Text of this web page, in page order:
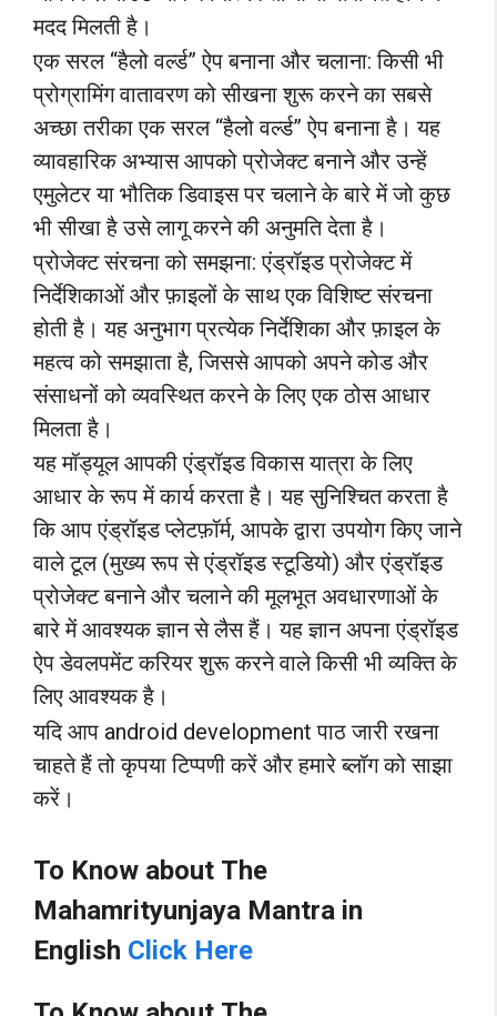
मदद मिलती है।
एक सरल “हैलो वर्ल्ड” ऐप बनाना और चलाना: किसी भी
प्रोग्रामिंग वातावरण को सीखना शुरू करने का सबसे
अच्छा तरीका एक सरल “हैलो वर्ल्ड” ऐप बनाना है। यह
व्यावहारिक अभ्यास आपको प्रोजेक्ट बनाने और उन्हें
एमुलेटर या भौतिक डिवाइस पर चलाने के बारे में जो कुछ
भी सीखा है उसे लागू करने की अनुमति देता है।
प्रोजेक्ट संरचना को समझना: एंड्रॉइड प्रोजेक्ट में
निर्देशिकाओं और फ़ाइलों के साथ एक विशिष्ट संरचना
होती है। यह अनुभाग प्रत्येक निर्देशिका और फ़ाइल के
महत्व को समझाता है, जिससे आपको अपने कोड और
संसाधनों को व्यवस्थित करने के लिए एक ठोस आधार
मिलता है।
यह मॉड्यूल आपकी एंड्रॉइड विकास यात्रा के लिए
आधार के रूप में कार्य करता है। यह सुनिश्चित करता है
कि आप एंड्रॉइड प्लेटफ़ॉर्म, आपके द्वारा उपयोग किए जाने
वाले टूल (मुख्य रूप से एंड्रॉइड स्टूडियो) और एंड्रॉइड
प्रोजेक्ट बनाने और चलाने की मूलभूत अवधारणाओं के
बारे में आवश्यक ज्ञान से लैस हैं। यह ज्ञान अपना एंड्रॉइड
ऐप डेवलपमेंट करियर शुरू करने वाले किसी भी व्यक्ति के
लिए आवश्यक है।
यदि आप android development पाठ जारी रखना
चाहते हैं तो कृपया टिप्पणी करें और हमारे ब्लॉग को साझा
करें।
To Know about The
Mahamrityunjaya Mantra in
English Click Here